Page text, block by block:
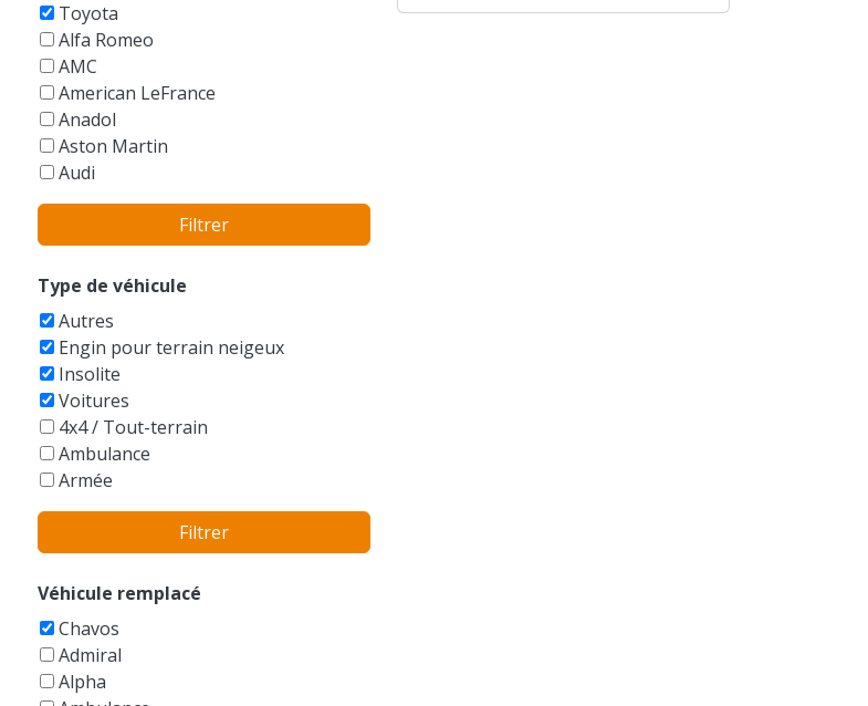
Toyota
Alfa Romeo
AMC
American LeFrance
Anadol
Aston Martin
Audi
Austin
Autres/Sans marque
Bentley
BMW
Boeing
Bucegi
Buell
Bugatti
Buick
Cadillac
Caterham
Caterpillar
Chevrolet
Chrysler
Citroen
Dacia
Filtrer
Type de véhicule
Autres
Engin pour terrain neigeux
Insolite
Voitures
4x4 / Tout-terrain
Ambulance
Armée
Auto-tamponneuse
Balayeuse
Bateaux
Bicyclettes
Break
Buggy
Filtrer
Véhicule remplacé
Chavos
Admiral
Alpha